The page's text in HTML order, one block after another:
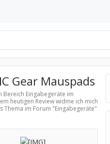
Gear Mauspads
Bereich Eingabegeräte im
heutigen Review widme ich mich
Thema im Forum "Eingabegeräte"